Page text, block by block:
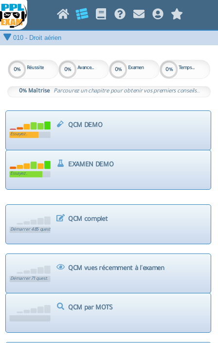
0% Réussite 0% Avancement 0% Examen 0% Temps 00h00
0% Maîtrise Parcourez un chapitre pour obtenir vos premiers conseils..
Essayez..
QCM DEMO
Essayez..
EXAMEN DEMO
Démarrer 485 quest.
QCM complet
Démarrer 71 quest.
QCM vues récemment à l'examen
QCM par MOTS